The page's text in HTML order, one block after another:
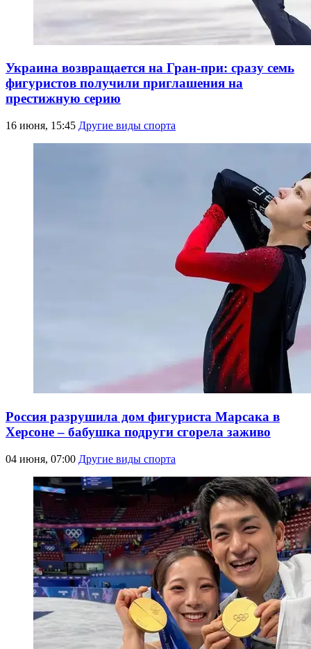
Украина возвращается на Гран-при: сразу семь
фигуристов получили приглашения на
престижную серию
16 июня, 15:45 Другие виды спорта
Россия разрушила дом фигуриста Марсака в
Херсоне – бабушка подруги сгорела заживо
04 июня, 07:00 Другие виды спорта